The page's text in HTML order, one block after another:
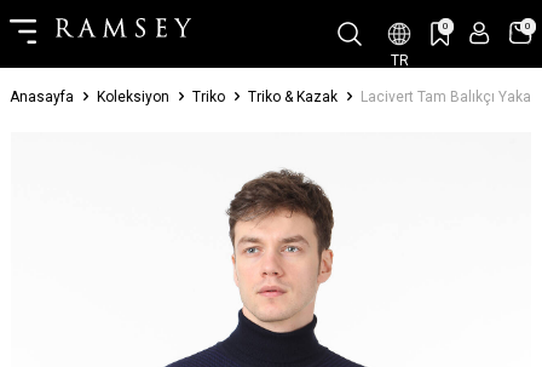
TR
0 0
Anasayfa Koleksiyon Triko Triko & Kazak Lacivert Tam Balıkçı Yaka